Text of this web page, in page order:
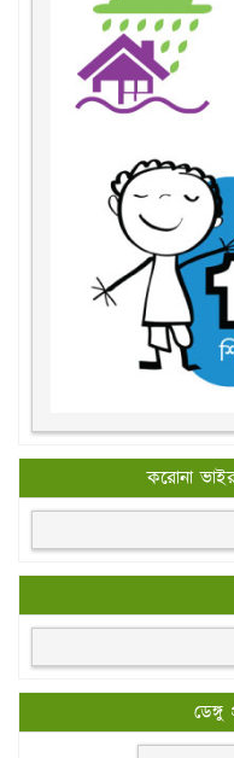
করোনা
ডেঙ্গু